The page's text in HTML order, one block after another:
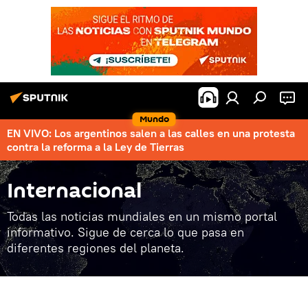
Mundo
EN VIVO: Los argentinos salen a las calles en una protesta
contra la reforma a la Ley de Tierras
Internacional
Todas las noticias mundiales en un mismo portal
informativo. Sigue de cerca lo que pasa en
diferentes regiones del planeta.